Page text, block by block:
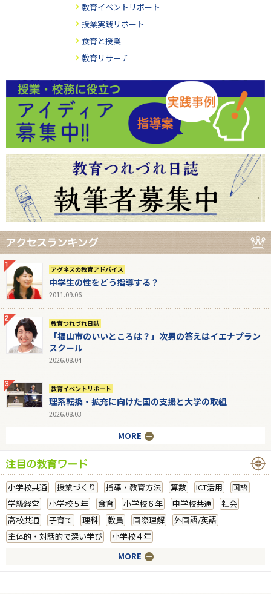
教育イベントリポート
授業実践リポート
食育と授業
教育リサーチ
アグネスの教育アドバイス
中学生の性をどう指導する？
2011.09.06
教育つれづれ日誌
「福山市のいいところは？」次男の答えはイエナプラン
スクール
2026.08.04
教育イベントリポート
理系転換・拡充に向けた国の支援と大学の取組
2026.08.03
MORE
小学校共通 授業づくり 指導・教育方法 算数 ICT活用
国語
学級経営
小学校５年 食育 小学校６年 中学校共通
社会
高校共通
子育て 理科 教員 国際理解
外国語/英語
主体的・対話的で深い学び
小学校４年
MORE